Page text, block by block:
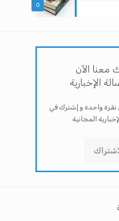
0
معنا الآن
الإخبارية
نقرة واحدة و إشترك في
المجانية